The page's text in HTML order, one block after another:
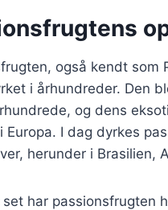
også kendt som
i århundreder. Den
og dens
Europa. I dag dyrkes
herunder i Brasilien,
set har passionsfrugten